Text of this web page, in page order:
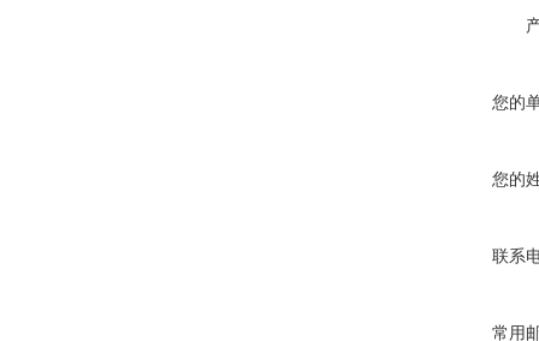
您的
您的
联系
常用